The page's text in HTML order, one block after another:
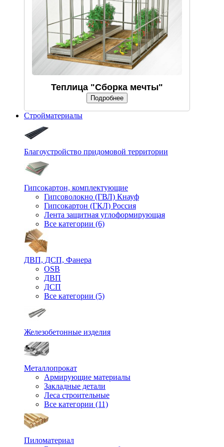
Теплица "Сборка мечты"
Подробнее
Стройматериалы
Благоустройство придомовой территории
Гипсокартон, комплектующие
Гипсоволокно (ГВЛ) Кнауф
Гипсокартон (ГКЛ) Россия
Лента защитная углоформирующая
Все категории (6)
ДВП, ДСП, Фанера
OSB
ДВП
ДСП
Все категории (5)
Железобетонные изделия
Металлопрокат
Армирующие материалы
Закладные детали
Леса строительные
Все категории (11)
Пиломатериал